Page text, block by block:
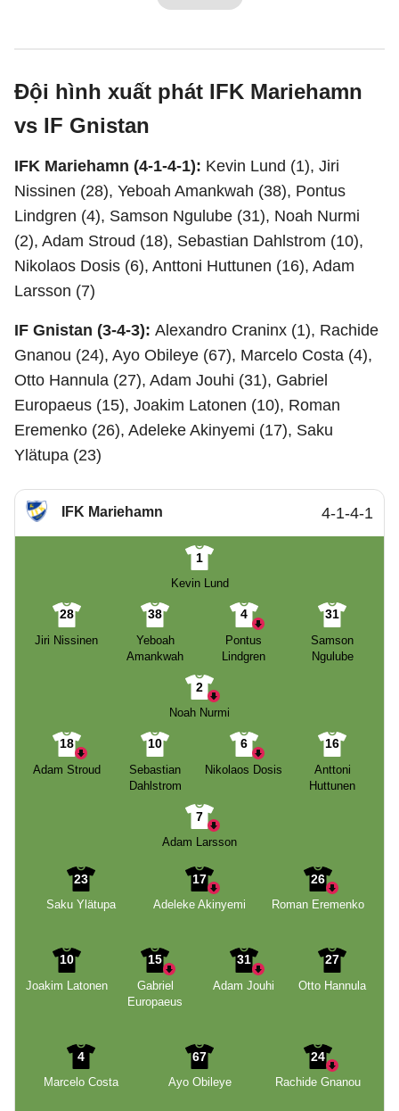
Đội hình xuất phát IFK Mariehamn
vs IF Gnistan
IFK Mariehamn (4-1-4-1): Kevin Lund (1), Jiri
Nissinen (28), Yeboah Amankwah (38), Pontus
Lindgren (4), Samson Ngulube (31), Noah Nurmi
(2), Adam Stroud (18), Sebastian Dahlstrom (10),
Nikolaos Dosis (6), Anttoni Huttunen (16), Adam
Larsson (7)
IF Gnistan (3-4-3): Alexandro Craninx (1), Rachide
Gnanou (24), Ayo Obileye (67), Marcelo Costa (4),
Otto Hannula (27), Adam Jouhi (31), Gabriel
Europaeus (15), Joakim Latonen (10), Roman
Eremenko (26), Adeleke Akinyemi (17), Saku
Ylätupa (23)
IFK Mariehamn 4-1-4-1
1
Kevin Lund
28
Jiri Nissinen
38
Yeboah
Amankwah
4
Pontus
Lindgren
31
Samson
Ngulube
2
Noah Nurmi
18
Adam Stroud
10
Sebastian
Dahlstrom
6
Nikolaos Dosis
16
Anttoni
Huttunen
7
Adam Larsson
23
Saku Ylätupa
17
Adeleke Akinyemi
26
Roman Eremenko
10
Joakim Latonen
15
Gabriel
Europaeus
31
Adam Jouhi
27
Otto Hannula
4
Marcelo Costa
67
Ayo Obileye
24
Rachide Gnanou